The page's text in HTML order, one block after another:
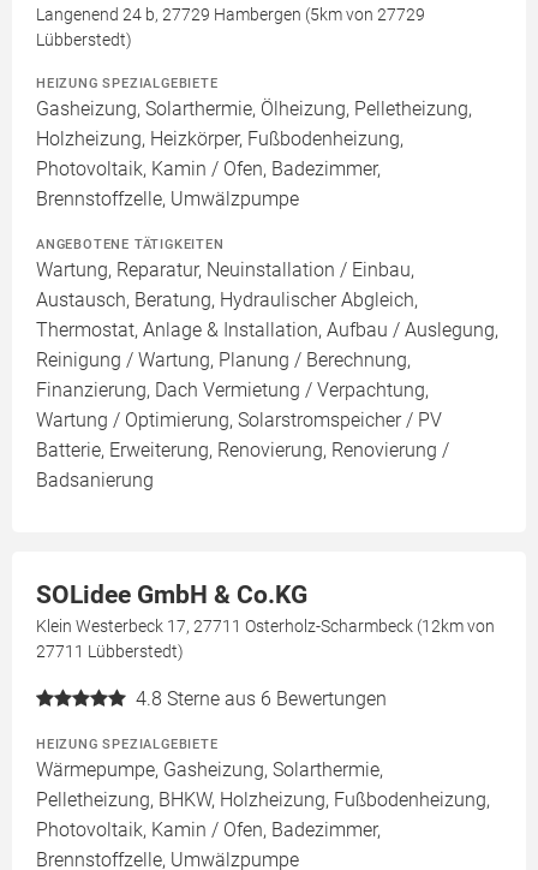
Langenend 24 b, 27729 Hambergen (5km von 27729
Lübberstedt)
HEIZUNG SPEZIALGEBIETE
Gasheizung, Solarthermie, Ölheizung, Pelletheizung,
Holzheizung, Heizkörper, Fußbodenheizung,
Photovoltaik, Kamin / Ofen, Badezimmer,
Brennstoffzelle, Umwälzpumpe
ANGEBOTENE TÄTIGKEITEN
Wartung, Reparatur, Neuinstallation / Einbau,
Austausch, Beratung, Hydraulischer Abgleich,
Thermostat, Anlage & Installation, Aufbau / Auslegung,
Reinigung / Wartung, Planung / Berechnung,
Finanzierung, Dach Vermietung / Verpachtung,
Wartung / Optimierung, Solarstromspeicher / PV
Batterie, Erweiterung, Renovierung, Renovierung /
Badsanierung
SOLidee GmbH & Co.KG
Klein Westerbeck 17, 27711 Osterholz-Scharmbeck (12km von
27711 Lübberstedt)
4.8 Sterne aus 6 Bewertungen
HEIZUNG SPEZIALGEBIETE
Wärmepumpe, Gasheizung, Solarthermie,
Pelletheizung, BHKW, Holzheizung, Fußbodenheizung,
Photovoltaik, Kamin / Ofen, Badezimmer,
Brennstoffzelle, Umwälzpumpe